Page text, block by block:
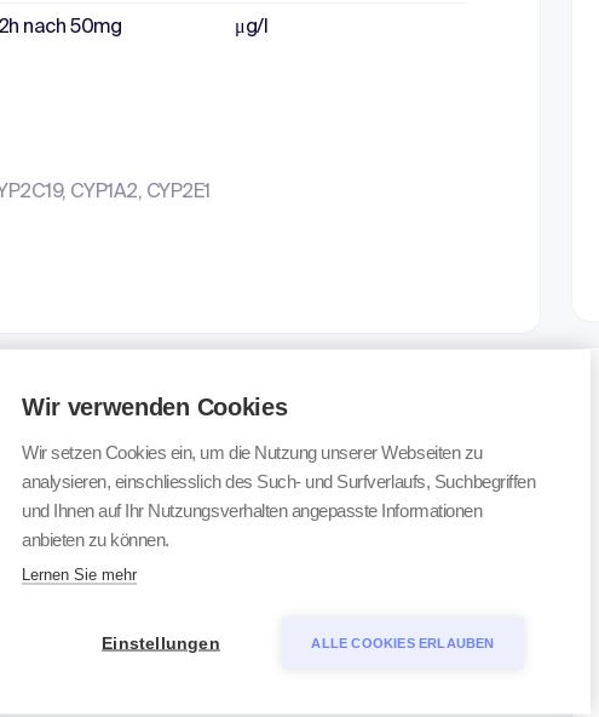
nach 50mg μg/l
CYP1A2, CYP2E1
Wir verwenden Cookies
Wir setzen Cookies ein, um die Nutzung unserer Webseiten zu
analysieren, einschliesslich des Such- und Surfverlaufs, Suchbegriffen
und Ihnen auf Ihr Nutzungsverhalten angepasste Informationen
anbieten zu können.
Lernen Sie mehr
Einstellungen ALLE COOKIES ERLAUBEN